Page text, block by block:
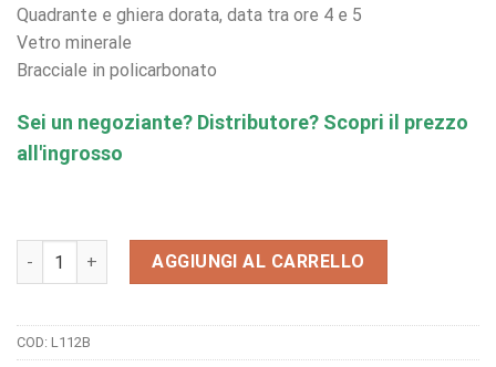
Quadrante e ghiera dorata, data tra ore 4 e 5
Vetro minerale
Bracciale in policarbonato
Sei un negoziante? Distributore? Scopri il prezzo
all'ingrosso
Orologio Light Time Black Or White L112B quantità
AGGIUNGI AL CARRELLO
COD: L112B